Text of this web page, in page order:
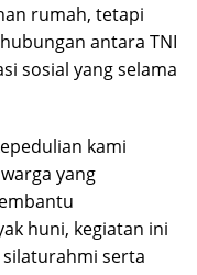
rumah, tetapi
antara TNI
sosial yang selama
kami
yang
huni, kegiatan ini
serta